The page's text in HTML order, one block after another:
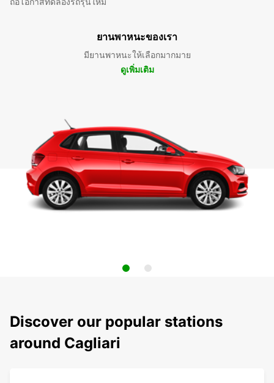
ยานพาหนะของเรา
มียานพาหนะให้เลือกมากมาย
ดูเพิ่มเติม
Discover our popular stations
around Cagliari